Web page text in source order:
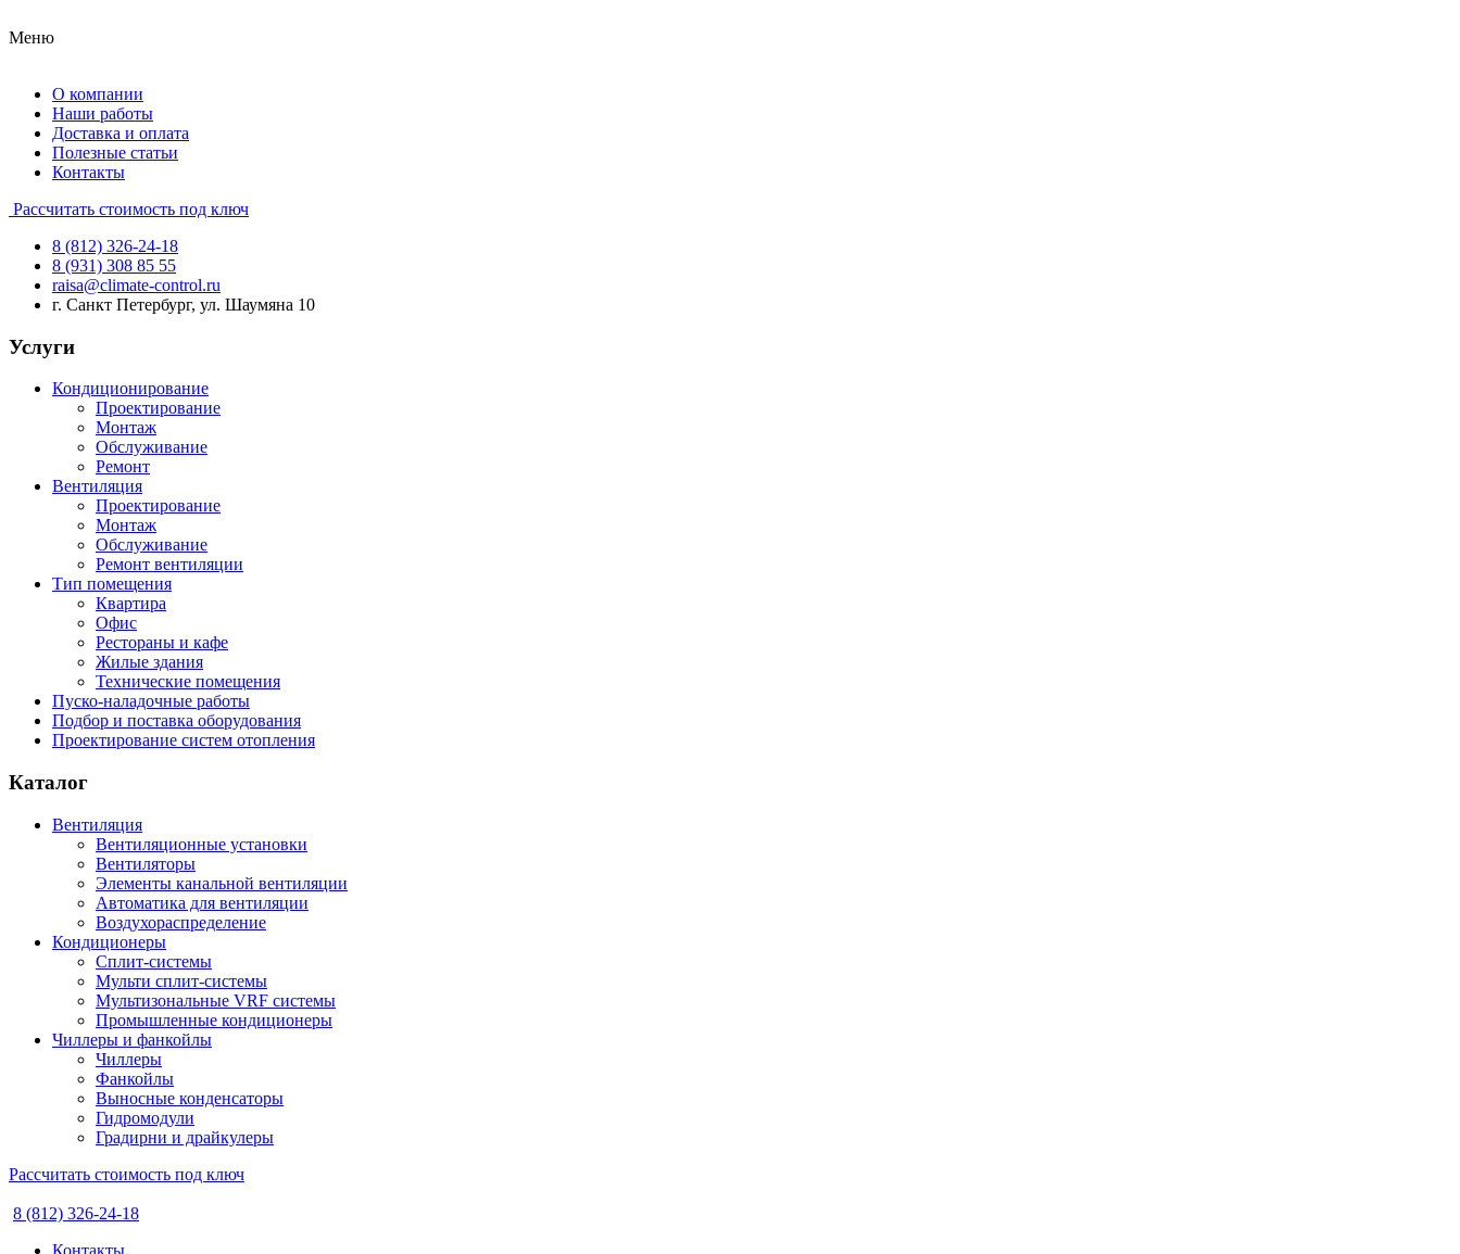
Меню
О компании
Наши работы
Доставка и оплата
Полезные статьи
Контакты
Рассчитать стоимость под ключ
8 (812) 326-24-18
8 (931) 308 85 55
raisa@climate-control.ru
г. Санкт Петербург, ул. Шаумяна 10
Услуги
Кондиционирование
Проектирование
Монтаж
Обслуживание
Ремонт
Вентиляция
Проектирование
Монтаж
Обслуживание
Ремонт вентиляции
Тип помещения
Квартира
Офис
Рестораны и кафе
Жилые здания
Технические помещения
Пуско-наладочные работы
Подбор и поставка оборудования
Проектирование систем отопления
Каталог
Вентиляция
Вентиляционные установки
Вентиляторы
Элементы канальной вентиляции
Автоматика для вентиляции
Воздухораспределение
Кондиционеры
Сплит-системы
Мульти сплит-системы
Мультизональные VRF системы
Промышленные кондиционеры
Чиллеры и фанкойлы
Чиллеры
Фанкойлы
Выносные конденсаторы
Гидромодули
Градирни и драйкулеры
Рассчитать стоимость под ключ
8 (812) 326-24-18
Контакты